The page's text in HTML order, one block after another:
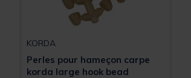
KORDA
Perles pour hameçon carpe
korda large hook bead